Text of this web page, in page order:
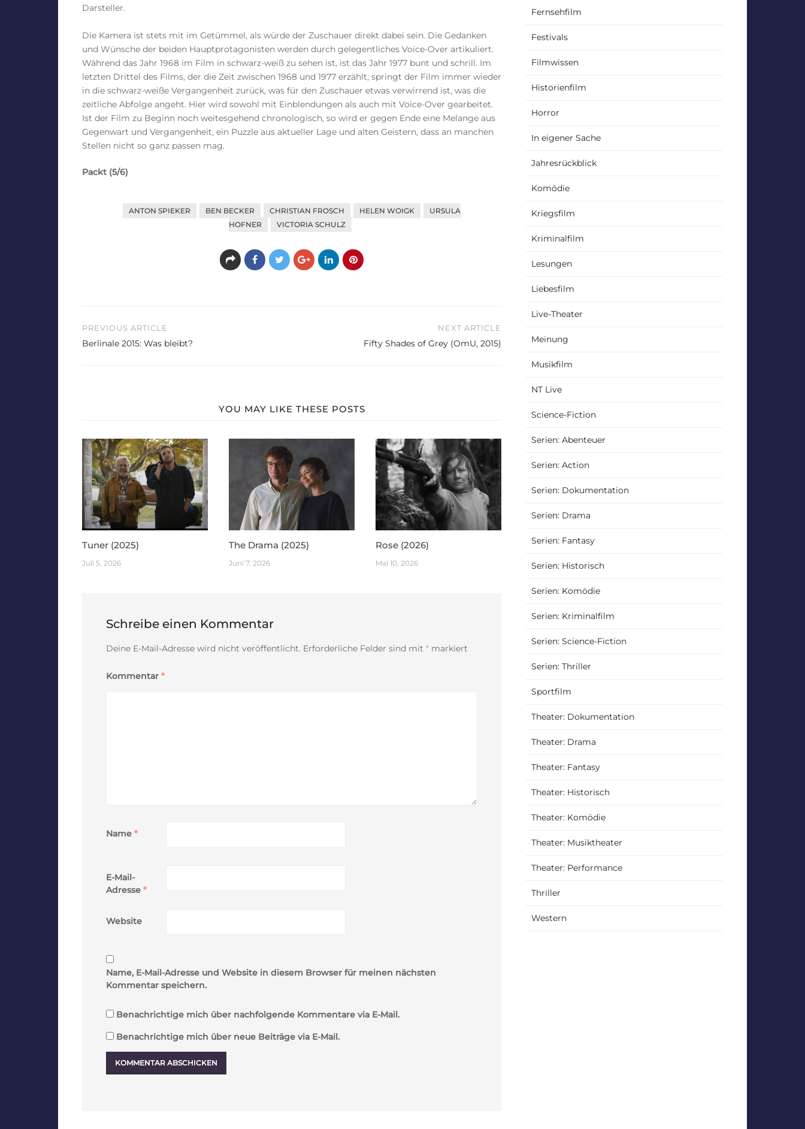
Darsteller.
Die Kamera ist stets mit im Getümmel, als würde der Zuschauer direkt dabei sein. Die Gedanken
und Wünsche der beiden Hauptprotagonisten werden durch gelegentliches Voice-Over artikuliert.
Während das Jahr 1968 im Film in schwarz-weiß zu sehen ist, ist das Jahr 1977 bunt und schrill. Im
letzten Drittel des Films, der die Zeit zwischen 1968 und 1977 erzählt, springt der Film immer wieder
in die schwarz-weiße Vergangenheit zurück, was für den Zuschauer etwas verwirrend ist, was die
zeitliche Abfolge angeht. Hier wird sowohl mit Einblendungen als auch mit Voice-Over gearbeitet.
Ist der Film zu Beginn noch weitesgehend chronologisch, so wird er gegen Ende eine Melange aus
Gegenwart und Vergangenheit, ein Puzzle aus aktueller Lage und alten Geistern, dass an manchen
Stellen nicht so ganz passen mag.
Packt (5/6)
ANTON SPIEKER BEN BECKER CHRISTIAN FROSCH HELEN WOIGK
URSULA
HOFNER
VICTORIA SCHULZ
Beitragsnavigation
PREVIOUS ARTICLE
Berlinale 2015: Was bleibt?
NEXT ARTICLE
Fifty Shades of Grey (OmU, 2015)
YOU MAY LIKE THESE POSTS
Tuner (2025)
Juli 5, 2026
The Drama (2025)
Juni 7, 2026
Rose (2026)
Mai 10, 2026
Schreibe einen Kommentar
Deine E-Mail-Adresse wird nicht veröffentlicht. Erforderliche Felder sind mit * markiert
Kommentar *
Name *
E-Mail-
Adresse *
Website
Name, E-Mail-Adresse und Website in diesem Browser für meinen nächsten
Kommentar speichern.
Benachrichtige mich über nachfolgende Kommentare via E-Mail.
Benachrichtige mich über neue Beiträge via E-Mail.
Fernsehfilm
Festivals
Filmwissen
Historienfilm
Horror
In eigener Sache
Jahresrückblick
Komödie
Kriegsfilm
Kriminalfilm
Lesungen
Liebesfilm
Live-Theater
Meinung
Musikfilm
NT Live
Science-Fiction
Serien: Abenteuer
Serien: Action
Serien: Dokumentation
Serien: Drama
Serien: Fantasy
Serien: Historisch
Serien: Komödie
Serien: Kriminalfilm
Serien: Science-Fiction
Serien: Thriller
Sportfilm
Theater: Dokumentation
Theater: Drama
Theater: Fantasy
Theater: Historisch
Theater: Komödie
Theater: Musiktheater
Theater: Performance
Thriller
Western